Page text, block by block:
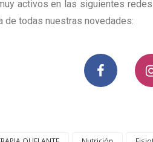
activos en las siguientes
de todas nuestras novedades: